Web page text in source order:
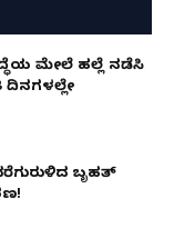
ಮೇಲೆ ಹಲ್ಲೆ ನಡೆಸಿ
ಬೃಹತ್